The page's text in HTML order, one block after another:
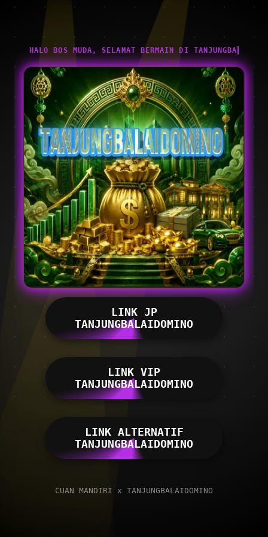
HALO BOS MUDA, SELAMAT BERMAIN DI
LINK JP
TANJUNGBALAIDOMINO
LINK VIP
TANJUNGBALAIDOMINO
LINK ALTERNATIF
TANJUNGBALAIDOMINO
CUAN MANDIRI x TANJUNGBALAIDOMINO